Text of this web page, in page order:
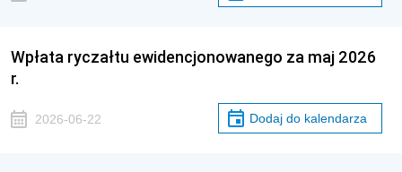
Wpłata ryczałtu ewidencjonowanego za maj 2026
r.
2026-06-22 Dodaj do kalendarza